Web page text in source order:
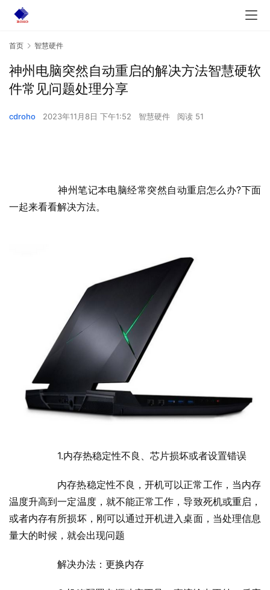
首页 智慧硬件
神州电脑突然自动重启的解决方法智慧硬软
件常见问题处理分享
cdroho 2023年11月8日 下午1:52 智慧硬件 阅读 51
一起来看看解决方法。
  	1.内存热稳定性不良、芯片损坏或者设置错误
温度升高到一定温度，就不能正常工作，导致死机或重启，
或者内存有所损坏，刚可以通过开机进入桌面，当处理信息
量大的时候，就会出现问题
  	解决办法：更换内存